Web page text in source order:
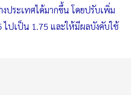
งประเทศได้มากขึ้น โดยปรับเพิ่ม
ปเป็น 1.75 และให้มีผลบังคับใช้